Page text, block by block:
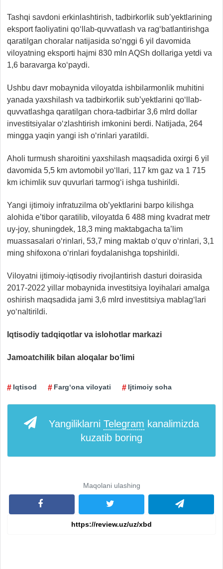
Tashqi savdoni erkinlashtirish, tadbirkorlik sub’yektlarining
eksport faoliyatini qo‘llab-quvvatlash va rag‘batlantirishga
qaratilgan choralar natijasida so‘nggi 6 yil davomida
viloyatning eksporti hajmi 830 mln AQSh dollariga yetdi va
1,6 baravarga ko‘paydi.
Ushbu davr mobaynida viloyatda ishbilarmonlik muhitini
yanada yaxshilash va tadbirkorlik sub’yektlarini qo‘llab-
quvvatlashga qaratilgan chora-tadbirlar 3,6 mlrd dollar
investitsiyalar o‘zlashtirish imkonini berdi. Natijada, 264
mingga yaqin yangi ish o‘rinlari yaratildi.
Aholi turmush sharoitini yaxshilash maqsadida oxirgi 6 yil
davomida 5,5 km avtomobil yo‘llari, 117 km gaz va 1 715
km ichimlik suv quvurlari tarmog‘i ishga tushirildi.
Yangi ijtimoiy infratuzilma ob’yektlarini barpo kilishga
alohida e’tibor qaratilib, viloyatda 6 488 ming kvadrat metr
uy-joy, shuningdek, 18,3 ming maktabgacha ta’lim
muassasalari o‘rinlari, 53,7 ming maktab o‘quv o‘rinlari, 3,1
ming shifoxona o‘rinlari foydalanishga topshirildi.
Viloyatni ijtimoiy-iqtisodiy rivojlantirish dasturi doirasida
2017-2022 yillar mobaynida investitsiya loyihalari amalga
oshirish maqsadida jami 3,6 mlrd investitsiya mablag‘lari
yo‘naltirildi.
Iqtisodiy tadqiqotlar va islohotlar markazi
Jamoatchilik bilan aloqalar bo‘limi
Iqtisod Farg‘ona viloyati Ijtimoiy soha
Yangiliklarni Telegram kanalimizda
kuzatib boring
Maqolani ulashing